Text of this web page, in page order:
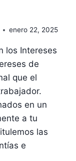
enero 22, 2025
los Intereses
de
que el
en un
a tu
las
e